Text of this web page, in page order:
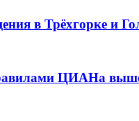
в Трёхгорке и
ЦИАНа